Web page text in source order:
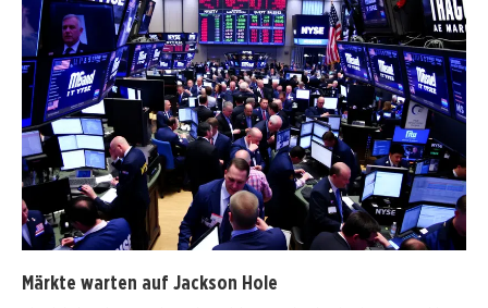
Märkte warten auf Jackson Hole